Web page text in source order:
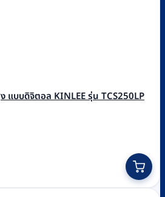
แบบดิจิตอล KINLEE รุ่น TCS250LP